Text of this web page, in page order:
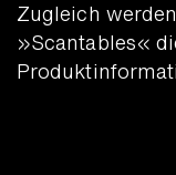
Zugleich
»Scantables«